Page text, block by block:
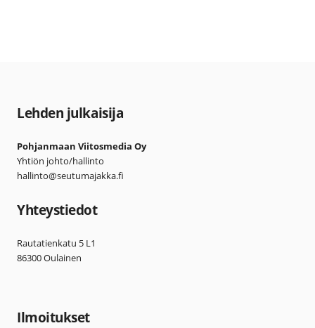
Lehden julkaisija
Pohjanmaan Viitosmedia Oy
Yhtiön johto/hallinto
hallinto@seutumajakka.fi
Yhteystiedot
Rautatienkatu 5 L1
86300 Oulainen
Ilmoitukset